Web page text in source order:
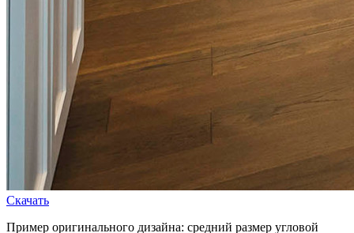
Скачать
Пример оригинального дизайна: средний размер угловой